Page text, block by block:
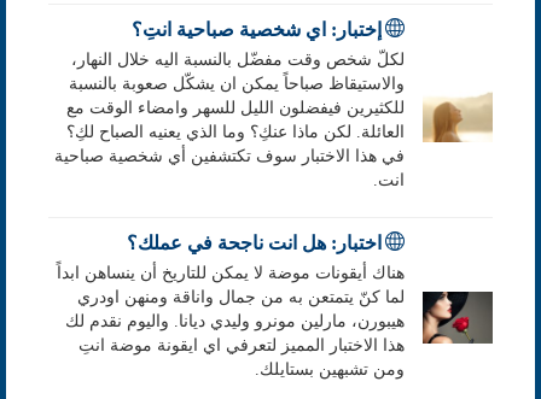
إختبار: اي شخصية صباحية انتِ؟
لكلّ شخص وقت مفضّل بالنسبة اليه خلال النهار،
والاستيقاظ صباحاً يمكن ان يشكّل صعوبة بالنسبة
للكثيرين فيفضلون الليل للسهر وامضاء الوقت مع
العائلة. لكن ماذا عنكِ؟ وما الذي يعنيه الصباح لكِ؟
في هذا الاختبار سوف تكتشفين أي شخصية صباحية
انت.
اختبار: هل انت ناجحة في عملك؟
هناك أيقونات موضة لا يمكن للتاريخ أن ينساهن ابداً
لما كنّ يتمتعن به من جمال واناقة ومنهن اودري
هيبورن، مارلين مونرو وليدي ديانا. واليوم نقدم لك
هذا الاختبار المميز لتعرفي اي ايقونة موضة انتِ
ومن تشبهين بستايلك.